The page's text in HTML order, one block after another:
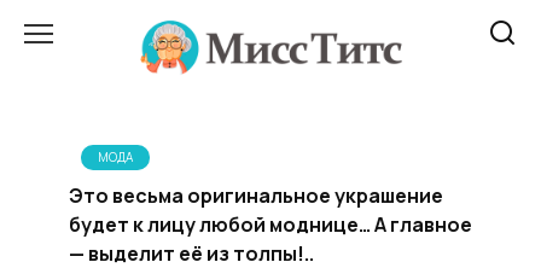
МОДА
Это весьма оригинальное украшение
будет к лицу любой моднице… А главное
— выделит её из толпы!..